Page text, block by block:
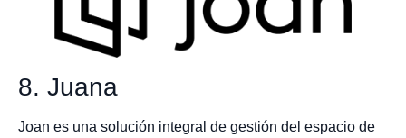
8. Juana
Joan es una solución integral de gestión del espacio de